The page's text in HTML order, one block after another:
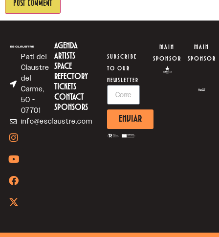
Pati del
Claustre
del
Carme,
50 -
07701
info@esclaustre.com
AGENDA
ARTISTS
SPACE
REFECTORY
TICKETS
CONTACT
SPONSORS
SUBSCRIBE
TO OUR
NEWSLETTER
ENVIAR
MAIN
SPONSOR
MAIN
SPONSOR